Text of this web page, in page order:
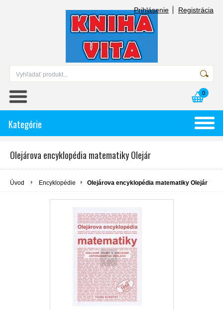
Prihlásenie Registrácia
0
Kategórie
Olejárova encyklopédia matematiky Olejár
Úvod Encyklopédie Olejárova encyklopédia matematiky Olejár